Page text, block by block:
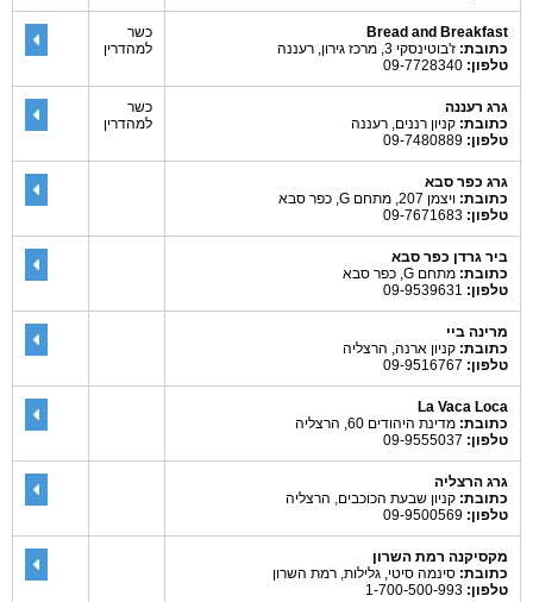
Bread and Breakfast
כתובת: ז'בוטינסקי 3, מרכז גירון, רעננה
טלפון:
כשר
למהדרין
גרג רעננה
כתובת: קניון רננים, רעננה
טלפון:
כשר
למהדרין
גרג כפר סבא
כתובת: ויצמן 207, מתחם G, כפר סבא
טלפון:
ביר גרדן כפר סבא
כתובת: מתחם G, כפר סבא
טלפון:
מרינה ביי
כתובת: קניון ארנה, הרצליה
טלפון:
La Vaca Loca
כתובת: מדינת היהודים 60, הרצליה
טלפון:
גרג הרצליה
כתובת: קניון שבעת הכוכבים, הרצליה
טלפון:
מקסיקנה רמת השרון
כתובת: סינמה סיטי, גלילות, רמת השרון
טלפון: